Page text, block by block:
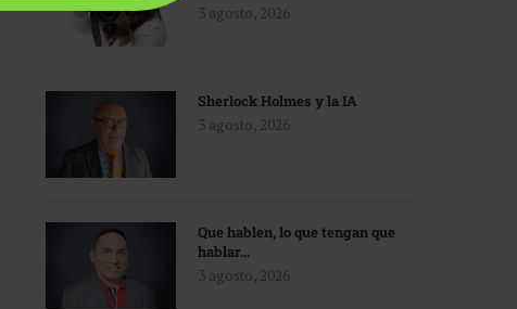
3 agosto, 2026
Sherlock Holmes y la IA
3 agosto, 2026
Que hablen, lo que tengan que
hablar…
3 agosto, 2026